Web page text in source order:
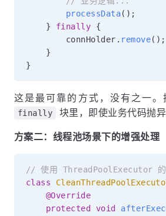
processData( ) ;
}
finally
{
        connHolder
. remove( ) ;
}
}
这是最可靠的方式，没有之一。
finally 块里，即使业务代码抛
方案二：线程池场景下的增强处理
// 使用 ThreadPoolExecutor
class
@Override
protected
void